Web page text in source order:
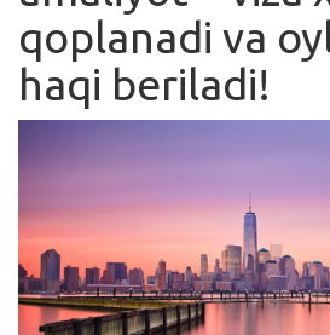
Blog
Yana
Qidirish
Kirish
qoplanadi va
haqi beriladi!